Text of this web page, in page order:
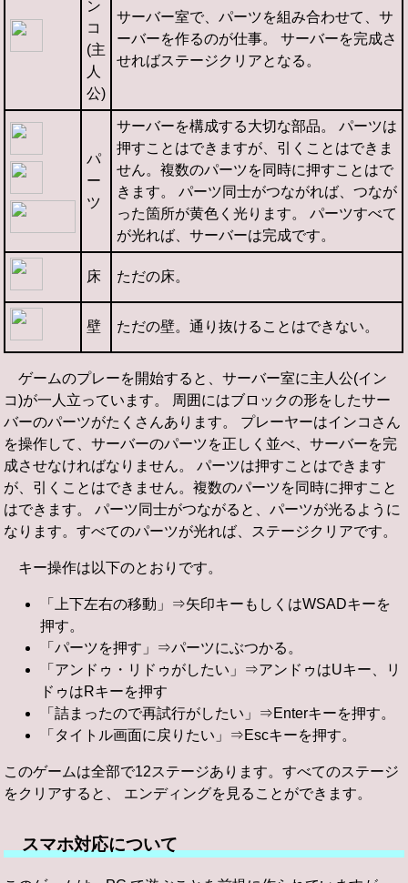
ン
コ
(主
人
公)
サーバー室で、パーツを組み合わせて、サ
ーバーを作るのが仕事。 サーバーを完成さ
せればステージクリアとなる。
パ
ー
ツ
サーバーを構成する大切な部品。 パーツは
押すことはできますが、引くことはできま
せん。複数のパーツを同時に押すことはで
きます。 パーツ同士がつながれば、つなが
った箇所が黄色く光ります。 パーツすべて
が光れば、サーバーは完成です。
床 ただの床。
壁 ただの壁。通り抜けることはできない。
ゲームのプレーを開始すると、サーバー室に主人公(イン
コ)が一人立っています。 周囲にはブロックの形をしたサー
バーのパーツがたくさんあります。 プレーヤーはインコさん
を操作して、サーバーのパーツを正しく並べ、サーバーを完
成させなければなりません。 パーツは押すことはできます
が、引くことはできません。複数のパーツを同時に押すこと
はできます。 パーツ同士がつながると、パーツが光るように
なります。すべてのパーツが光れば、ステージクリアです。
キー操作は以下のとおりです。
「上下左右の移動」⇒矢印キーもしくはWSADキーを
押す。
「パーツを押す」⇒パーツにぶつかる。
「アンドゥ・リドゥがしたい」⇒アンドゥはUキー、リ
ドゥはRキーを押す
「詰まったので再試行がしたい」⇒Enterキーを押す。
「タイトル画面に戻りたい」⇒Escキーを押す。
このゲームは全部で12ステージあります。すべてのステージ
をクリアすると、 エンディングを見ることができます。
スマホ対応について